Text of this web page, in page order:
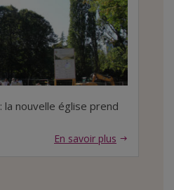
la nouvelle église prend
En savoir plus